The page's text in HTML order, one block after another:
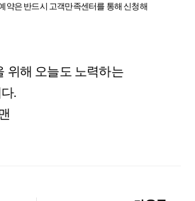
약은 반드시 고객만족센터를 통해 신청해
위해 오늘도 노력하는
.